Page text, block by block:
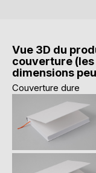
Vue 3D du
couverture
dimensions
Couverture dure